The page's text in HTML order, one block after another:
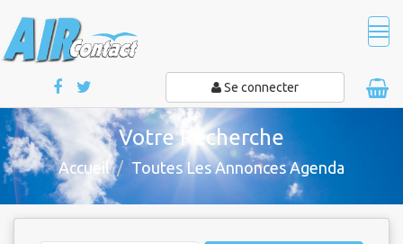
Se connecter
Votre Recherche
Accueil Toutes Les Annonces Agenda